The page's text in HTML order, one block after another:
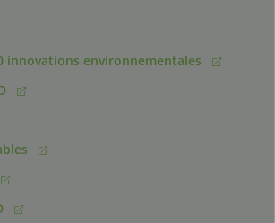
innovations environnementales